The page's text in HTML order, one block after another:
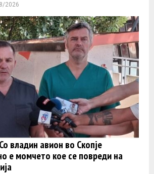
2026
владин авион во Скопје
e момчето кое се повреди на